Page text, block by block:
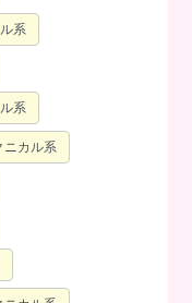
系
系
ニカル系